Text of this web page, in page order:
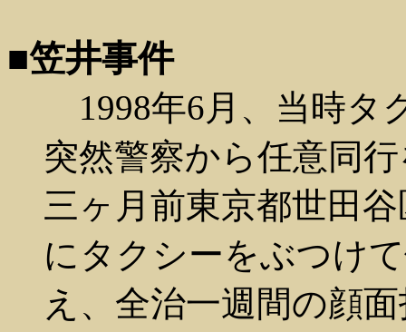
■笠井事件
1998年6月、当時タ
突然警察から任意同
三ヶ月前東京都世田
にタクシーをぶつけ
え、全治一週間の顔